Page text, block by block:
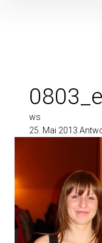
ws
25. Mai 2013